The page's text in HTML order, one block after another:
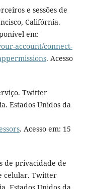
e sessões de
Califórnia.
em:
account/connect-
. Acesso
Twitter
Estados Unidos da
. Acesso em: 15
de privacidade de
celular. Twitter